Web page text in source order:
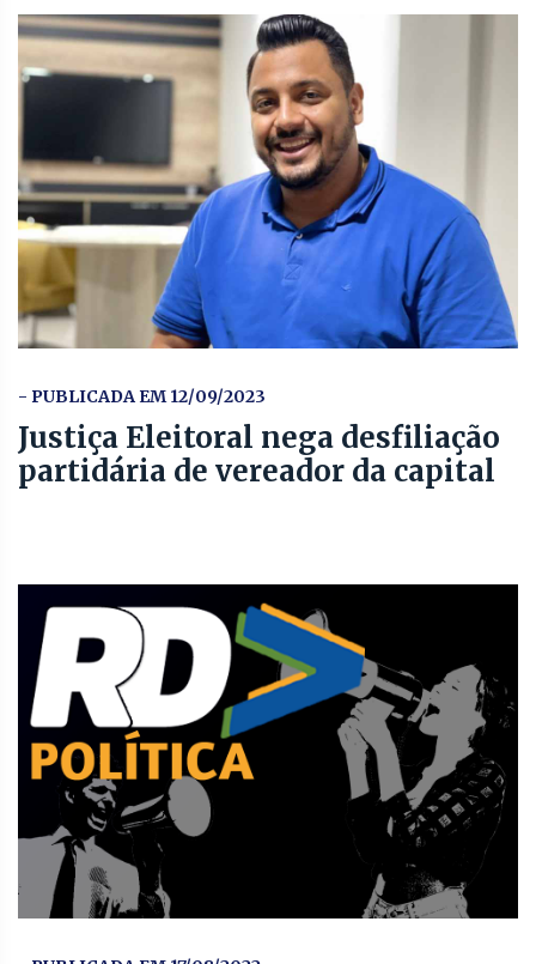
- PUBLICADA EM 12/09/2023
Justiça Eleitoral nega desfiliação
partidária de vereador da capital